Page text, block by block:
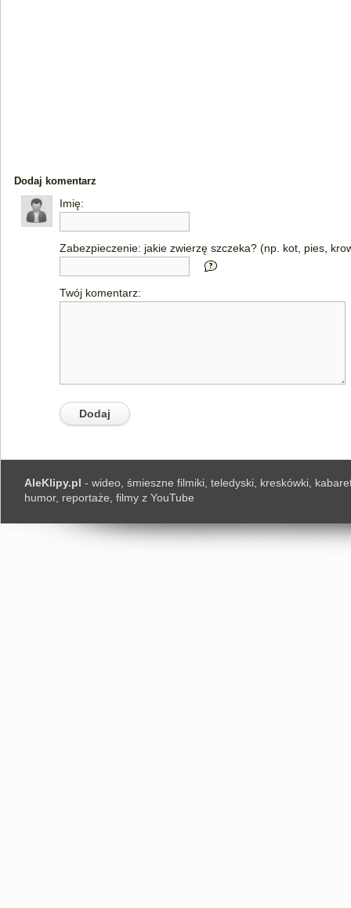
Dodaj komentarz
Imię:
Zabezpieczenie: jakie zwierzę szczeka? (np. kot, pies,
Twój komentarz:
AleKlipy.pl - wideo, śmieszne filmiki, teledyski, kreskówki,
humor, reportaże, filmy z YouTube